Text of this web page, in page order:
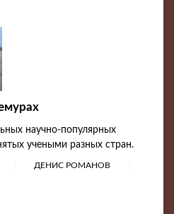
научно-популярных
учеными разных стран.
ДЕНИС РОМАНОВ